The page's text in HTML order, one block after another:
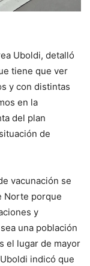
Uboldi, detalló
tiene que ver
y con distintas
en la
del plan
de
vacunación se
Norte porque
y
una población
el lugar de mayor
indicó que